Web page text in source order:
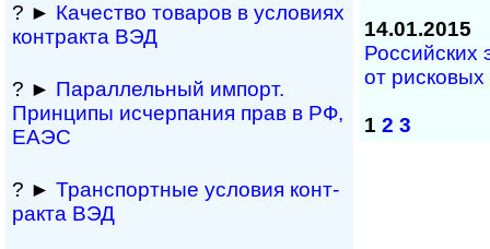
? ► Качество това­ров в усло­виях
кон­т­ра­кта ВЭД
? ► Параллельный им­порт.
Прин­ципы ис­чер­па­ния прав в РФ,
ЕАЭС
? ► Транспортные усло­вия кон­т­
ра­кта ВЭД
14.01.2015
Российских
от
1 2 3